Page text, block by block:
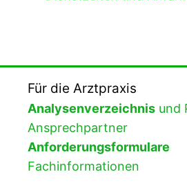
Für die Arztpraxis
Analysenverzeichnis und
Ansprechpartner
Anforderungsformulare
Fachinformationen